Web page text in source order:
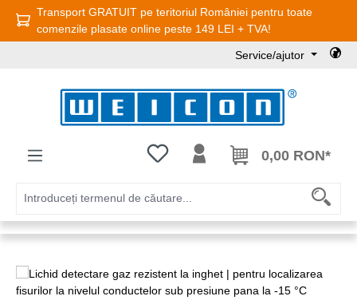
Sari la conținutul principal
Transport GRATUIT pe teritoriul României pentru toate
comenzile plasate online peste 149 LEI + TVA!
Service/ajutor
Aveți 0 articole din lista de dorințe
0,00 RON*
Sari peste galeria de imagini